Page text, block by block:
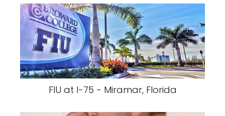
FIU at I-75 - Miramar, Florida